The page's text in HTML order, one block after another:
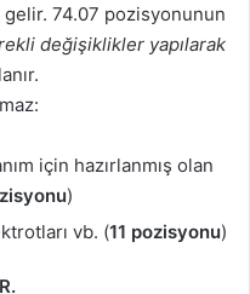
gelir. 74.07 pozisyonunun
değişiklikler yapılarak
için hazırlanmış olan
)
vb. (11 pozisyonu)